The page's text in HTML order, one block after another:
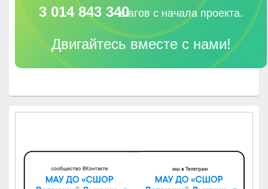
3 014 843 340шагов с начала проекта.
Двигайтесь вместе с нами!